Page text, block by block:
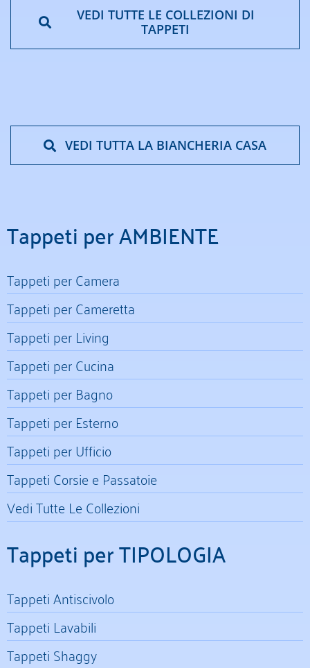
VEDI TUTTE LE COLLEZIONI DI
TAPPETI
VEDI TUTTA LA BIANCHERIA CASA
Tappeti per AMBIENTE
Tappeti per Camera
Tappeti per Cameretta
Tappeti per Living
Tappeti per Cucina
Tappeti per Bagno
Tappeti per Esterno
Tappeti per Ufficio
Tappeti Corsie e Passatoie
Vedi Tutte Le Collezioni
Tappeti per TIPOLOGIA
Tappeti Antiscivolo
Tappeti Lavabili
Tappeti Shaggy